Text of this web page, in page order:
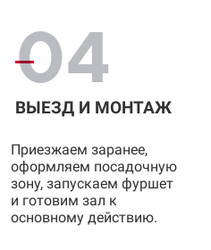
04
ВЫЕЗД И МОНТАЖ
Приезжаем заранее,
оформляем посадочную
зону, запускаем фуршет
и готовим зал к
основному действию.